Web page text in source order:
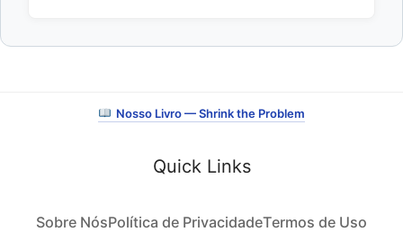
Nosso Livro — Shrink the Problem
Quick Links
Sobre NósPolítica de PrivacidadeTermos de Uso